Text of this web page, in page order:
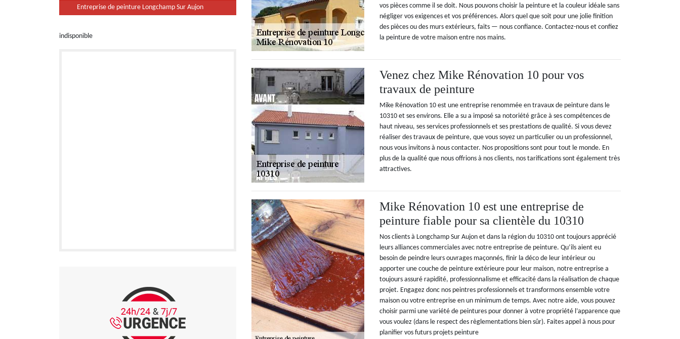
Entreprise de peinture Longchamp Sur Aujon
indisponible
vos pièces comme il se doit. Nous pouvons choisir la peinture et la couleur idéale sans
négliger vos exigences et vos préférences. Alors quel que soit pour une jolie finition
des pièces ou des murs extérieurs, faits — nous confiance. Contactez-nous et confiez
la peinture de votre maison entre nos mains.
Venez chez Mike Rénovation 10 pour vos
travaux de peinture
Mike Rénovation 10 est une entreprise renommée en travaux de peinture dans le
10310 et ses environs. Elle a su a imposé sa notoriété grâce à ses compétences de
haut niveau, ses services professionnels et ses prestations de qualité. Si vous devez
réaliser des travaux de peinture, que vous soyez un particulier ou un professionnel,
nous vous invitons à nous contacter. Nos propositions sont pour tout le monde. En
plus de la qualité que nous offrions à nos clients, nos tarifications sont également très
attractives.
Mike Rénovation 10 est une entreprise de
peinture fiable pour sa clientèle du 10310
Nos clients à Longchamp Sur Aujon et dans la région du 10310 ont toujours apprécié
leurs alliances commerciales avec notre entreprise de peinture. Qu’ils aient eu
besoin de peindre leurs ouvrages maçonnés, finir la déco de leur intérieur ou
apporter une couche de peinture extérieure pour leur maison, notre entreprise a
toujours assuré rapidité, professionnalisme et efficacité dans la réalisation de chaque
projet. Engagez donc nos peintres professionnels et transformons ensemble votre
maison ou votre entreprise en un minimum de temps. Avec notre aide, vous pouvez
choisir parmi une variété de peintures pour donner à votre propriété l’apparence que
vous voulez (dans le respect des règlementations bien sûr). Faites appel à nous pour
planifier vos futurs projets peinture